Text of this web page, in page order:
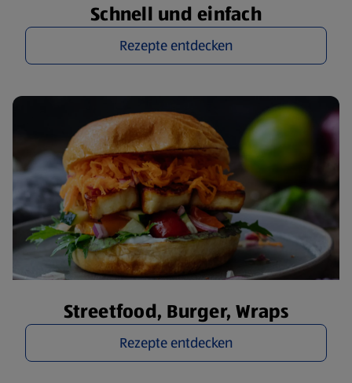
Schnell und einfach
Rezepte entdecken
Streetfood, Burger, Wraps
Rezepte entdecken